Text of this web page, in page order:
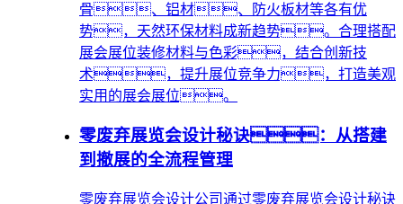
骨、铝材、防火板材等各有优
势，天然环保材料成新趋势。合理搭配
展会展位装修材料与色彩，结合创新技
术，提升展位竞争力，打造美观
实用的展会展位。
零废弃展览会设计秘诀：从搭建
到撤展的全流程管理
零废弃展览会设计公司通过零废弃展览会设计秘诀